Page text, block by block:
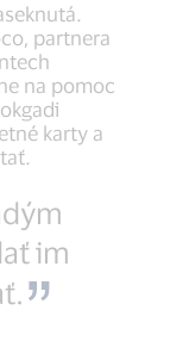
partnera
na pomoc
karty a
im